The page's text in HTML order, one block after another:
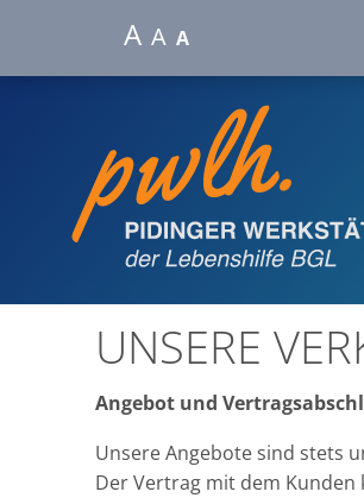
A A A
UNSERE
Angebot und
Unsere Angebote sind stets
Der Vertrag mit dem